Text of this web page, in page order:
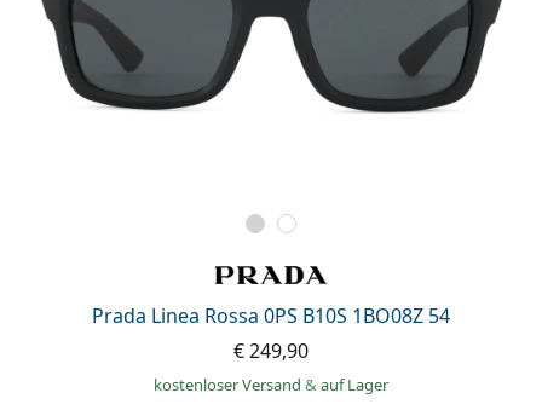
Prada Linea Rossa 0PS B10S 1BO08Z 54
€ 249,90
kostenloser Versand & auf Lager